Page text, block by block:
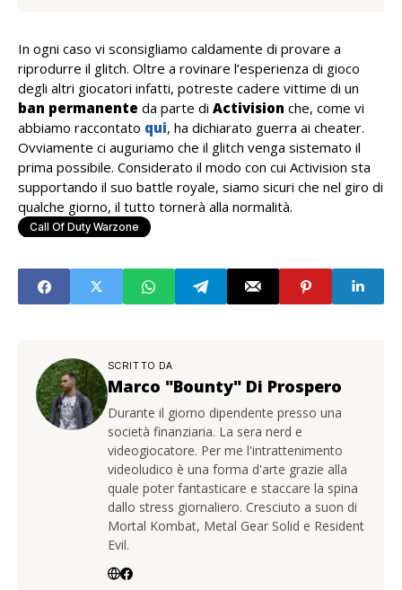
In ogni caso vi sconsigliamo caldamente di provare a
riprodurre il glitch. Oltre a rovinare l’esperienza di gioco
degli altri giocatori infatti, potreste cadere vittime di un
ban permanente da parte di Activision che, come vi
abbiamo raccontato qui, ha dichiarato guerra ai cheater.
Ovviamente ci auguriamo che il glitch venga sistemato il
prima possibile. Considerato il modo con cui Activision sta
supportando il suo battle royale, siamo sicuri che nel giro di
qualche giorno, il tutto tornerà alla normalità.
Call Of Duty Warzone
SCRITTO DA
Marco "Bounty" Di Prospero
Durante il giorno dipendente presso una
società finanziaria. La sera nerd e
videogiocatore. Per me l'intrattenimento
videoludico è una forma d'arte grazie alla
quale poter fantasticare e staccare la spina
dallo stress giornaliero. Cresciuto a suon di
Mortal Kombat, Metal Gear Solid e Resident
Evil.